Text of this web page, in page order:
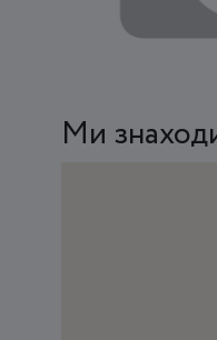
Ми